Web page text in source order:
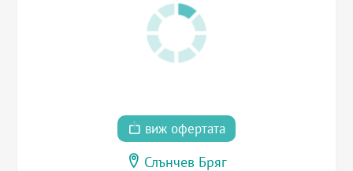
виж офертата
Слънчев Бряг